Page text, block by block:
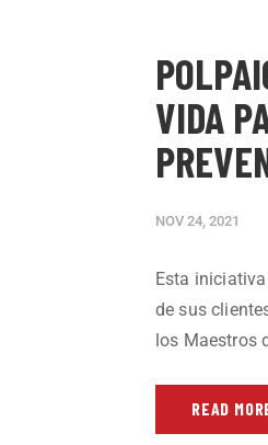
VIDA
NOV 24, 2021
Esta
de sus
los Maestros
READ